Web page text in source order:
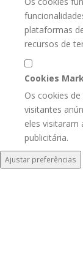
plataformas
recursos de
Cookies
Os cookies
visitantes
eles visitaram
publicitária.
Ajustar preferências